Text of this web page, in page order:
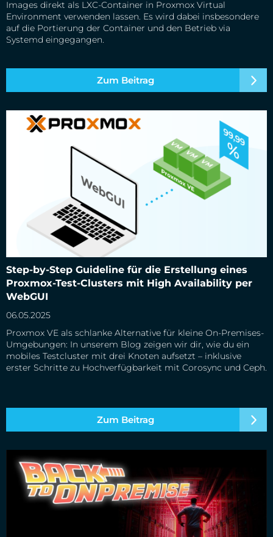
Images direkt als LXC-Container in Proxmox Virtual
Environment verwenden lassen. Es wird dabei insbesondere
auf die Portierung der Container und den Betrieb via
Systemd eingegangen.
Zum Beitrag
Step-by-Step Guideline für die Erstellung eines
Proxmox-Test-Clusters mit High Availability per
WebGUI
06.05.2025
Proxmox VE als schlanke Alternative für kleine On-Premises-
Umgebungen: In unserem Blog zeigen wir dir, wie du ein
mobiles Testcluster mit drei Knoten aufsetzt – inklusive
erster Schritte zu Hochverfügbarkeit mit Corosync und Ceph.
Zum Beitrag
Step-by-Step Guideline für die Erstellung eines Proxmox-
Test-Clusters mit High Availability per WebGUI